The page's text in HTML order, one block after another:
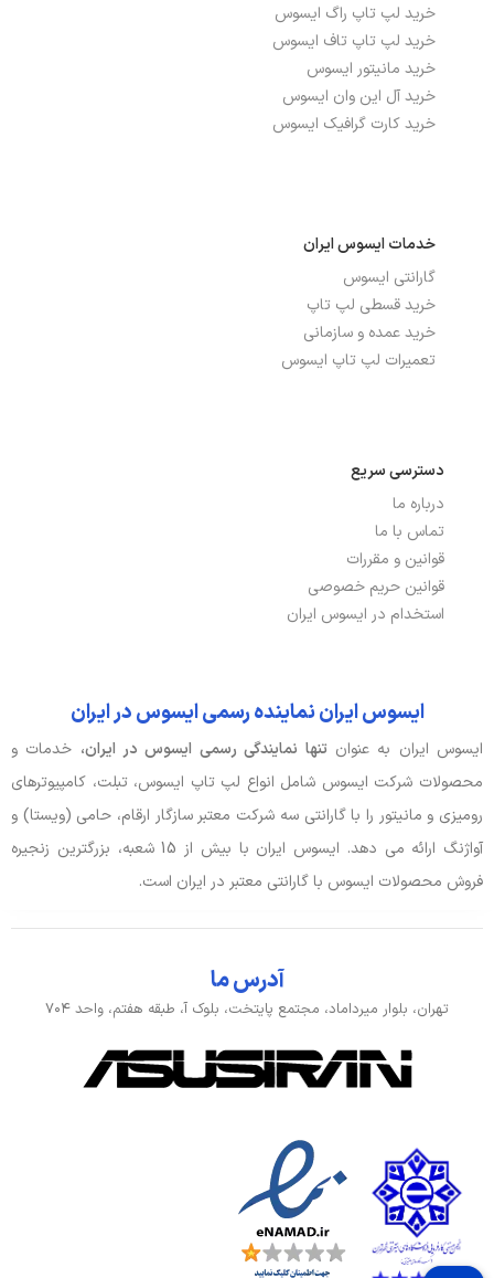
خرید لپ تاپ راگ ایسوس
خرید لپ تاپ تاف ایسوس
خرید مانیتور ایسوس
خرید آل این وان ایسوس
خرید کارت گرافیک ایسوس
خدمات ایسوس ایران
گارانتی ایسوس
خرید قسطی لپ تاپ
خرید عمده و سازمانی
تعمیرات لپ تاپ ایسوس
دسترسی سریع
درباره ما
تماس با ما
قوانین و مقررات
قوانین حریم خصوصی
استخدام در ایسوس ایران
ایسوس ایران نماینده رسمی ایسوس در ایران
ایسوس ایران به عنوان تنها نمایندگی رسمی ایسوس در ایران، خدمات و
محصولات شرکت ایسوس شامل انواع لپ تاپ ایسوس، تبلت، کامپیوترهای
رومیزی و مانیتور را با گارانتی سه شرکت معتبر سازگار ارقام، حامی (ویستا) و
آواژنگ ارائه می دهد. ایسوس ایران با بیش از 15 شعبه، بزرگترین زنجیره
فروش محصولات ایسوس با گارانتی معتبر در ایران است.
آدرس ما
تهران، بلوار میرداماد، مجتمع پایتخت، بلوک آ، طبقه هفتم، واحد ۷۰۴